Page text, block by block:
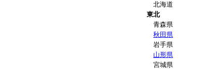
北海道
東北
青森県
秋田県
岩手県
山形県
宮城県